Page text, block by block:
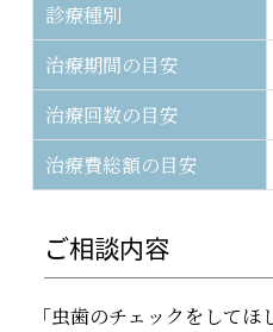
診療種別
治療期間の目安
治療回数の目安
治療費総額の目安
ご相談内容
「虫歯のチェックをして